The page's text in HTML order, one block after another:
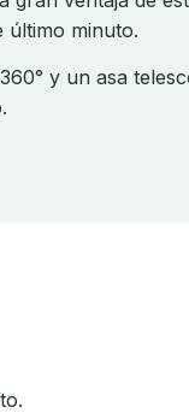
último minuto.
y un asa